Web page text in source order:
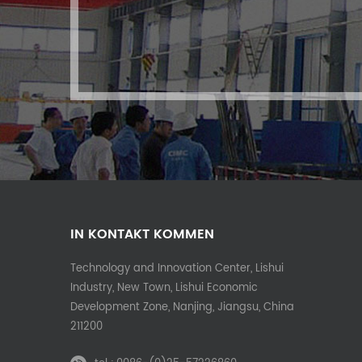
IN KONTAKT KOMMEN
Technology and Innovation Center, Lishui
Industry, New Town, Lishui Economic
Development Zone, Nanjing, Jiangsu, China
211200